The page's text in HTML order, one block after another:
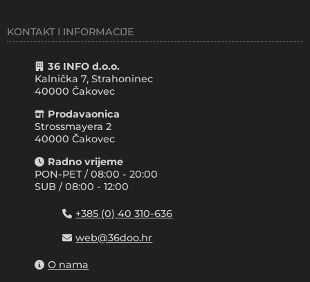
KONTAKT I INFORMACIJE
36 INFO d.o.o.
Kalnička 7, Strahoninec
40000 Čakovec
Prodavaonica
Strossmayera 2
40000 Čakovec
Radno vrijeme
PON-PET / 08:00 - 20:00
SUB / 08:00 - 12:00
+385 (0) 40 310-636
web@36doo.hr
O nama